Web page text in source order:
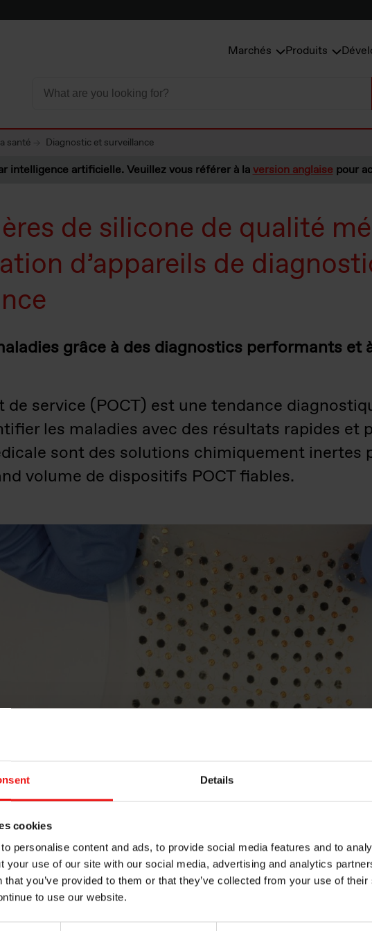
Details
cookies
personalise content and ads, to provide social media features and to
your use of our site with our social media, advertising and analytics
that you’ve provided to them or that they’ve collected from your use of
to use our website.
Marchés Produits
santé Diagnostic et surveillance
intelligence artificielle. Veuillez vous référer à laversion anglaise pour
de silicone de qualité
d’appareils de
grâce à des diagnostics performants et
de service (POCT) est une tendance
les maladies avec des résultats rapides et
sont des solutions chimiquement inertes
volume de dispositifs POCT fiables.
prévenir que curer